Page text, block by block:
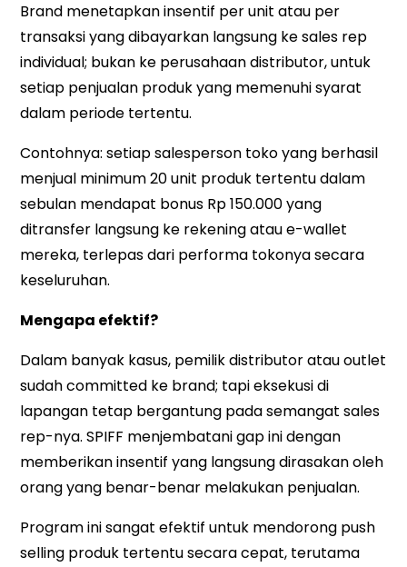
Brand menetapkan insentif per unit atau per
transaksi yang dibayarkan langsung ke sales rep
individual; bukan ke perusahaan distributor, untuk
setiap penjualan produk yang memenuhi syarat
dalam periode tertentu.
Contohnya: setiap salesperson toko yang berhasil
menjual minimum 20 unit produk tertentu dalam
sebulan mendapat bonus Rp 150.000 yang
ditransfer langsung ke rekening atau e-wallet
mereka, terlepas dari performa tokonya secara
keseluruhan.
Mengapa efektif?
Dalam banyak kasus, pemilik distributor atau outlet
sudah committed ke brand; tapi eksekusi di
lapangan tetap bergantung pada semangat sales
rep-nya. SPIFF menjembatani gap ini dengan
memberikan insentif yang langsung dirasakan oleh
orang yang benar-benar melakukan penjualan.
Program ini sangat efektif untuk mendorong push
selling produk tertentu secara cepat, terutama